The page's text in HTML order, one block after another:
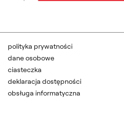
polityka prywatności
dane osobowe
ciasteczka
deklaracja dostępności
obsługa informatyczna